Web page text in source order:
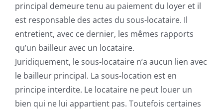
principal demeure tenu au paiement du loyer et il
est responsable des actes du sous-locataire. Il
entretient, avec ce dernier, les mêmes rapports
qu’un bailleur avec un locataire.
Juridiquement, le sous-locataire n’a aucun lien avec
le bailleur principal. La sous-location est en
principe interdite. Le locataire ne peut louer un
bien qui ne lui appartient pas. Toutefois certaines